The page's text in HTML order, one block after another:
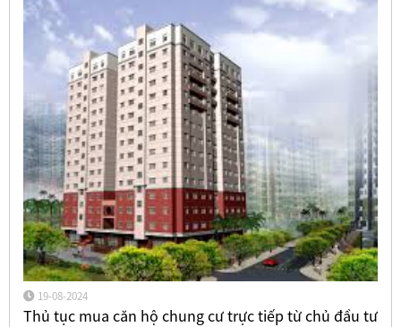
19-08-2024
Thủ tục mua căn hộ chung cư trực tiếp từ chủ đầu tư